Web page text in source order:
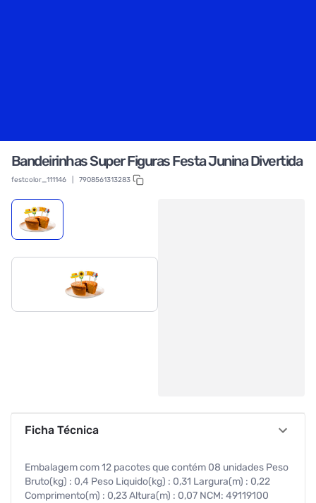
Bandeirinhas Super Figuras Festa Junina Divertida
festcolor_111146 7908561313283
Ficha Técnica
Embalagem com 12 pacotes que contém 08 unidades Peso
Bruto(kg) : 0,4 Peso Liquido(kg) : 0,31 Largura(m) : 0,22
Comprimento(m) : 0,23 Altura(m) : 0,07 NCM: 49119100